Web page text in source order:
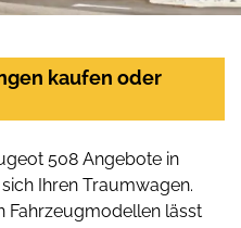
kaufen oder
508 Angebote in
Ihren Traumwagen.
Fahrzeugmodellen lässt